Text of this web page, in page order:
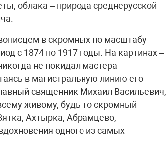
облака – природа среднерусской
в скромных по масштабу
с 1874 по 1917 годы. На картинах –
не покидал мастера
в магистральную линию его
священник Михаил Васильевич,
живому, будь то скромный
Ахтырка, Абрамцево,
одного из самых